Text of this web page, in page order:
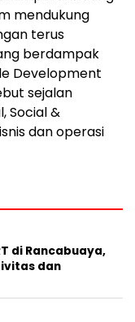
mendukung
terus
berdampak
Development
sejalan
Social &
dan operasi
di Rancabuaya,
dan